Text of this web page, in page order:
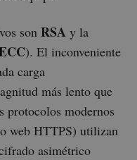
son RSA y la
). El inconveniente
carga
más lento que
protocolos modernos
web HTTPS) utilizan
asimétrico